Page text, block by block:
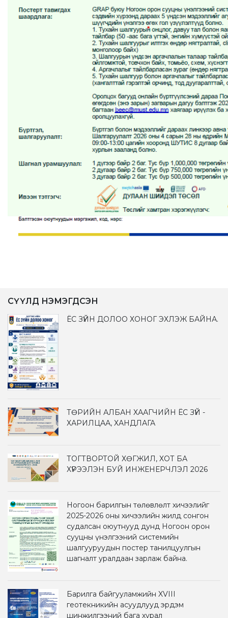
СҮҮЛД НЭМЭГДСЭН
ЁС ЗҮЙН ДОЛОО ХОНОГ ЭХЛЭЖ БАЙНА.
ТӨРИЙН АЛБАН ХААГЧИЙН ЁС ЗҮЙ -
ХАРИЛЦАА, ХАНДЛАГА
ТОГТВОРТОЙ ХӨГЖИЛ, ХОТ БА
ХҮРЭЭЛЭН БУЙ ИНЖЕНЕРЧЛЭЛ 2026
Ногоон барилгын төлөвлөлт хичээлийг
2025-2026 оны хичээлийн жилд сонгон
судалсан оюутнууд дунд Ногоон орон
сууцны үнэлгээний системийн
шалгууруудын постер танилцуулгын
шагналт уралдаан зарлаж байна.
Барилга байгууламжийн XVIII
геотекникийн асуудлууд эрдэм
шинжилгээний бага хурал